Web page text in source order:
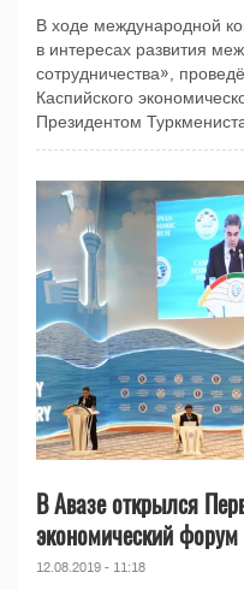
В ходе международной
в интересах развития
сотрудничества»,
Каспийского
Президентом
В Авазе открылся
экономический форум
12.08.2019 - 11:18